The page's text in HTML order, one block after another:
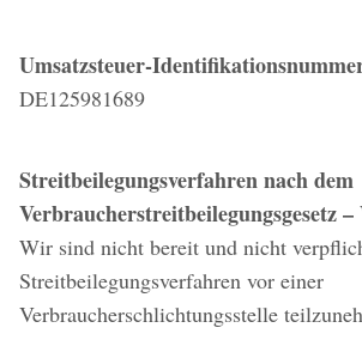
Umsatzsteuer-
DE125981689
Streitbeilegungsverfahren nach dem
Verbraucherstreitbeilegungsgesetz
Wir sind nicht bereit und nicht
Streitbeilegungsverfahren vor einer
Verbraucherschlichtungsstelle